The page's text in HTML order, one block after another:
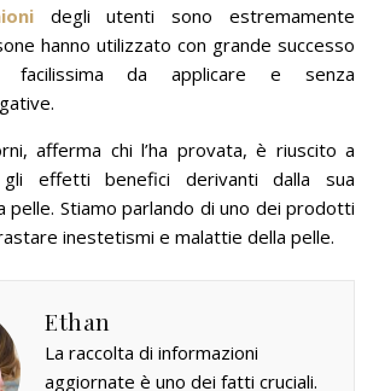
degli utenti sono estremamente
hanno utilizzato con grande successo
facilissima da applicare e senza
afferma chi l’ha provata, è riuscito a
effetti benefici derivanti dalla sua
pelle. Stiamo parlando di uno dei prodotti
inestetismi e malattie della pelle.
Ethan
La raccolta di informazioni
aggiornate è uno dei fatti cruciali.